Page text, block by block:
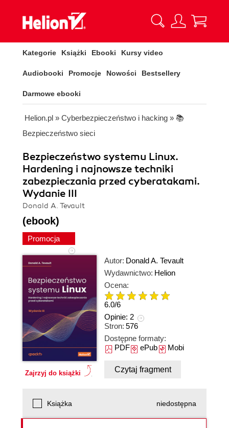
Kategorie Książki Ebooki Kursy video
Audiobooki Promocje Nowości Bestsellery
Darmowe ebooki
Helion.pl » Cyberbezpieczeństwo i hacking » 📚
Bezpieczeństwo sieci
Bezpieczeństwo systemu Linux.
Hardening i najnowsze techniki
zabezpieczania przed cyberatakami.
Wydanie III
Donald A. Tevault
(ebook)
Promocja
Zajrzyj do książki
Autor: Donald A. Tevault
Wydawnictwo: Helion
Ocena:
6.0/6
Opinie: 2
Stron: 576
Dostępne formaty:
PDFePubMobi
Czytaj fragment
Książka niedostępna